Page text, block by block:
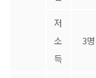
저
소
득
3명